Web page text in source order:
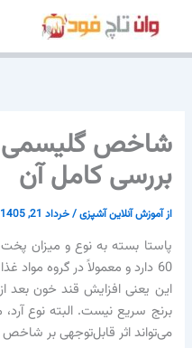
محتوا
بررسی کامل آن
ازآموزش آنلاین آشپزی/خرداد 21, 1405
این یعنی افزایش قند خون بعد
برنج سریع نیست. البته نوع
می‌تواند اثر قابل‌توجهی بر